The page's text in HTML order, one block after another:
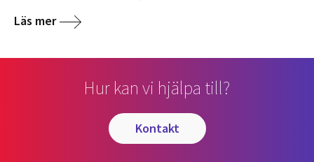
Läs mer
Hur kan vi hjälpa till?
kontakt